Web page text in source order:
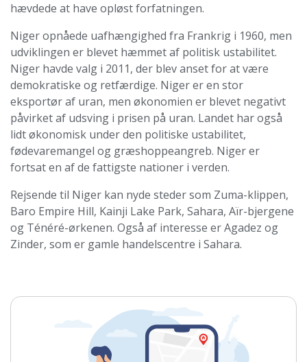
hævdede at have opløst forfatningen.
Niger opnåede uafhængighed fra Frankrig i 1960, men
udviklingen er blevet hæmmet af politisk ustabilitet.
Niger havde valg i 2011, der blev anset for at være
demokratiske og retfærdige. Niger er en stor
eksportør af uran, men økonomien er blevet negativt
påvirket af udsving i prisen på uran. Landet har også
lidt økonomisk under den politiske ustabilitet,
fødevaremangel og græshoppeangreb. Niger er
fortsat en af de fattigste nationer i verden.
Rejsende til Niger kan nyde steder som Zuma-klippen,
Baro Empire Hill, Kainji Lake Park, Sahara, Aïr-bjergene
og Ténéré-ørkenen. Også af interesse er Agadez og
Zinder, som er gamle handelscentre i Sahara.